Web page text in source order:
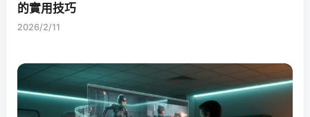
的實用技巧
2026/2/11